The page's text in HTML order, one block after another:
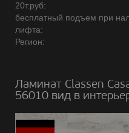
20т.руб:
бесплатный подъем при
лифта:
Регион:
Ламинат Classen
56010 вид в